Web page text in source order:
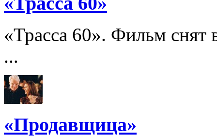
«Трасса 60». Фильм снят
...
«Продавщица»